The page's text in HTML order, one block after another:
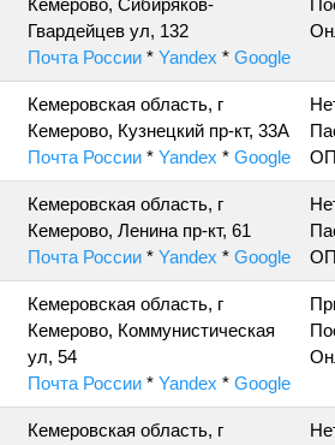
Кемерово, Сибиряков-
Гвардейцев ул, 132
Почта России * Yandex * Google
Кемеровская область, г
Кемерово, Кузнецкий пр-кт, 33А
Почта России * Yandex * Google
Кемеровская область, г
Кемерово, Ленина пр-кт, 61
Почта России * Yandex * Google
Кемеровская область, г
Кемерово, Коммунистическая
ул, 54
Почта России * Yandex * Google
Кемеровская область, г